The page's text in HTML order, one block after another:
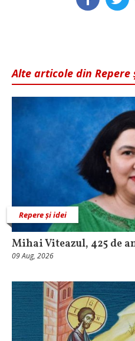
Alte articole din Repere
Repere și idei
Mihai Viteazul, 425 de
09 Aug, 2026